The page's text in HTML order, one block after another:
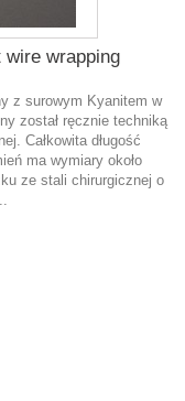
wire wrapping
z surowym Kyanitem w
został ręcznie techniką
Całkowita długość
ma wymiary około
ze stali chirurgicznej o